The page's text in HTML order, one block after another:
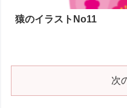
猿のイラストNo11
次